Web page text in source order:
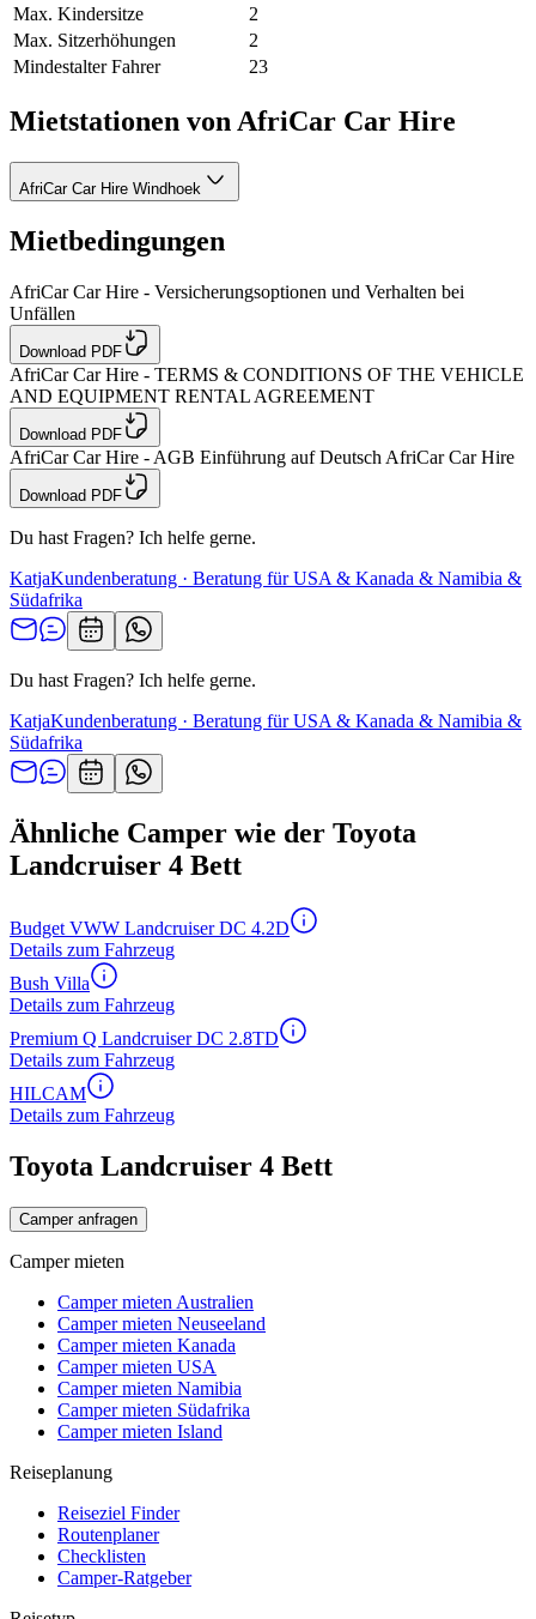
Max. Kindersitze
2
Max. Sitzerhöhungen
2
Mindestalter Fahrer
23
Mietstationen von AfriCar Car Hire
AfriCar Car Hire Windhoek
Mietbedingungen
AfriCar Car Hire - Versicherungsoptionen und Verhalten bei
Unfällen
Download PDF
AfriCar Car Hire - TERMS & CONDITIONS OF THE VEHICLE
AND EQUIPMENT RENTAL AGREEMENT
Download PDF
AfriCar Car Hire - AGB Einführung auf Deutsch AfriCar Car Hire
Download PDF
Du hast Fragen? Ich helfe gerne.
KatjaKundenberatung · Beratung für USA & Kanada & Namibia &
Südafrika
Du hast Fragen? Ich helfe gerne.
KatjaKundenberatung · Beratung für USA & Kanada & Namibia &
Südafrika
Ähnliche Camper wie der Toyota
Landcruiser 4 Bett
Budget VWW Landcruiser DC 4.2D
Details zum Fahrzeug
Bush Villa
Details zum Fahrzeug
Premium Q Landcruiser DC 2.8TD
Details zum Fahrzeug
HILCAM
Details zum Fahrzeug
Toyota Landcruiser 4 Bett
Camper anfragen
Camper mieten
Camper mieten Australien
Camper mieten Neuseeland
Camper mieten Kanada
Camper mieten USA
Camper mieten Namibia
Camper mieten Südafrika
Camper mieten Island
Reiseplanung
Reiseziel Finder
Routenplaner
Checklisten
Camper-Ratgeber